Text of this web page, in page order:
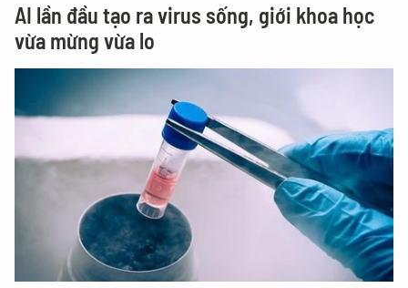
AI lần đầu tạo ra virus sống, giới khoa học
vừa mừng vừa lo